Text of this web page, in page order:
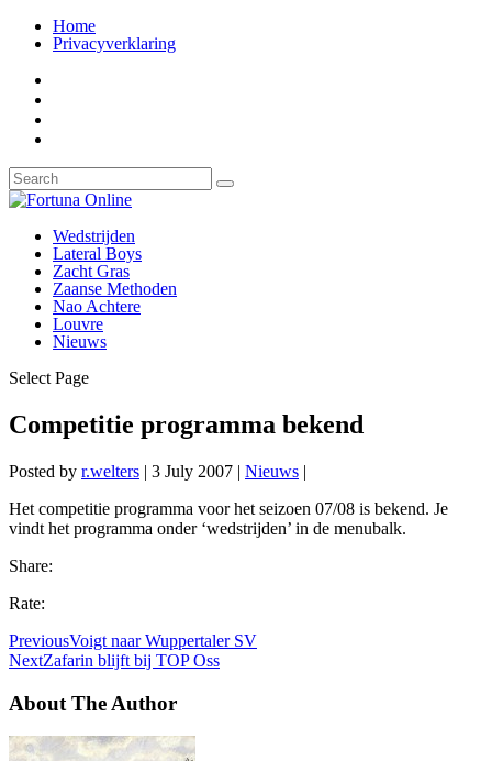
Home
Privacyverklaring
Wedstrijden
Lateral Boys
Zacht Gras
Zaanse Methoden
Nao Achtere
Louvre
Nieuws
Select Page
Competitie programma bekend
Posted by r.welters | 3 July 2007 | Nieuws |
Het competitie programma voor het seizoen 07/08 is bekend. Je
vindt het programma onder ‘wedstrijden’ in de menubalk.
Share:
Rate:
PreviousVoigt naar Wuppertaler SV
NextZafarin blijft bij TOP Oss
About The Author